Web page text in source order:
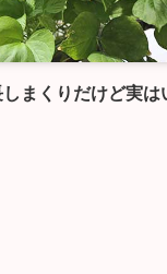
まくりだけど実は